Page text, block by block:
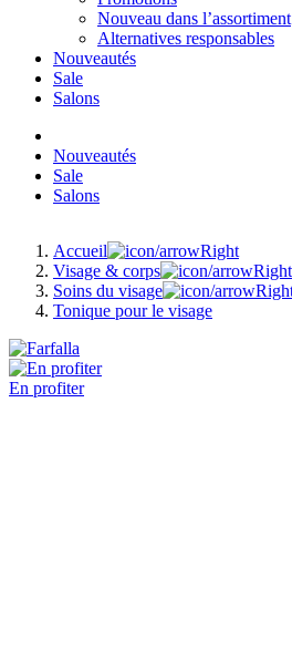
Nouveau dans l’assortiment
Alternatives responsables
Nouveautés
Sale
Salons
Nouveautés
Sale
Salons
Accueil
Visage & corps
Soins du visage
Tonique pour le visage
En profiter